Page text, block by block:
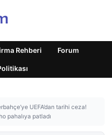
Rehberi Forum
UEFA’dan tarihi ceza!
pahalıya patladı